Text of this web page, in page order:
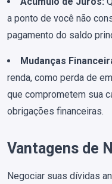
a ponto de você não
pagamento do saldo
Mudanças
renda, como perda de
que comprometem sua
obrigações financeiras.
Vantagens de
Negociar suas dívidas